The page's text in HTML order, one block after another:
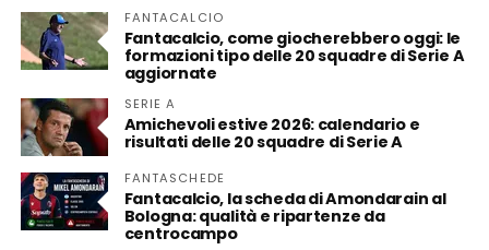
FANTACALCIO
Fantacalcio, come giocherebbero oggi: le
formazioni tipo delle 20 squadre di Serie A
aggiornate
SERIE A
Amichevoli estive 2026: calendario e
risultati delle 20 squadre di Serie A
FANTASCHEDE
Fantacalcio, la scheda di Amondarain al
Bologna: qualità e ripartenze da
centrocampo